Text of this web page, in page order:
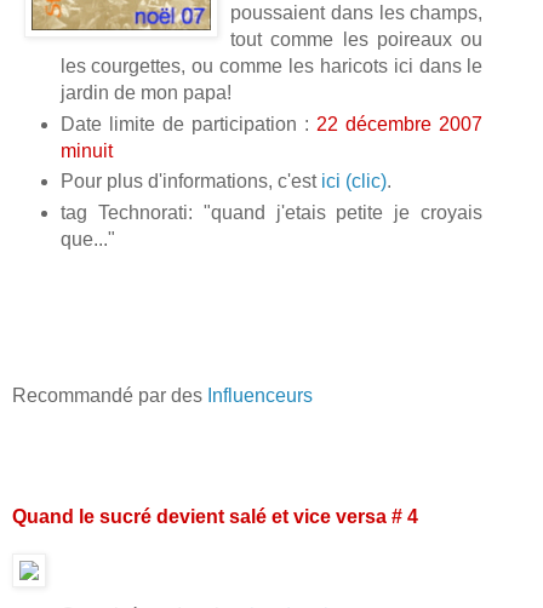
poussaient dans les champs,
tout comme les poireaux ou
les courgettes, ou comme les haricots ici dans le
jardin de mon papa!
Date limite de participation : 22 décembre 2007
minuit
Pour plus d'informations, c'est ici (clic).
tag Technorati: "quand j'etais petite je croyais
que..."
Recommandé par des Influenceurs
Quand le sucré devient salé et vice versa # 4